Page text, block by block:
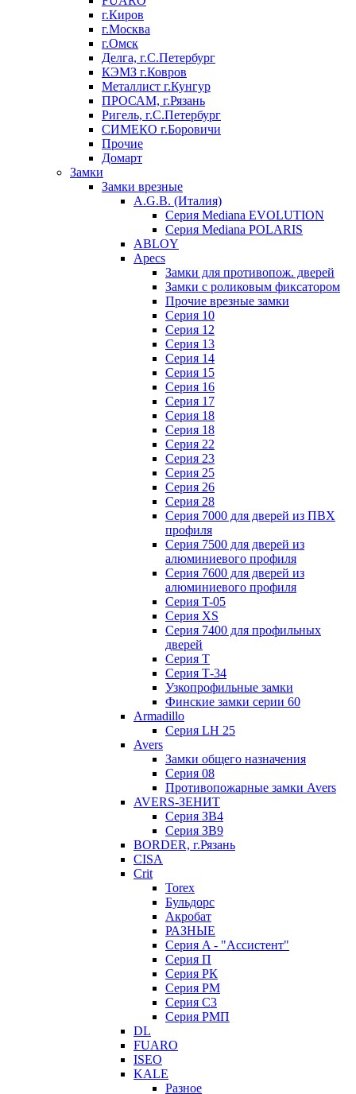
г.Киров
г.Москва
г.Омск
Делга, г.С.Петербург
КЭМЗ г.Ковров
Металлист г.Кунгур
ПРОСАМ, г.Рязань
Ригель, г.С.Петербург
СИМЕКО г.Боровичи
Прочие
Домарт
Замки
Замки врезные
A.G.B. (Италия)
Серия Mediana EVOLUTION
Серия Mediana POLARIS
ABLOY
Apecs
Замки для противопож. дверей
Замки с роликовым фиксатором
Прочие врезные замки
Серия 10
Серия 12
Серия 13
Серия 14
Серия 15
Серия 16
Серия 17
Серия 18
Серия 18
Серия 22
Серия 23
Серия 25
Серия 26
Серия 28
Серия 7000 для дверей из ПВХ
профиля
Серия 7500 для дверей из
алюминиевого профиля
Серия 7600 для дверей из
алюминиевого профиля
Серия T-05
Серия XS
Серия 7400 для профильных
дверей
Серия Т
Серия Т-34
Узкопрофильные замки
Финские замки серии 60
Armadillo
Серия LH 25
Avers
Замки общего назначения
Серия 08
Противопожарные замки Avers
AVERS-ЗЕНИТ
Серия ЗВ4
Серия ЗВ9
BORDER, г.Рязань
CISA
Crit
Torex
Бульдорс
Акробат
РАЗНЫЕ
Серия A - "Ассистент"
Серия П
Серия РК
Серия РМ
Серия С3
Серия РМП
DL
FUARO
ISEO
KALE
Разное